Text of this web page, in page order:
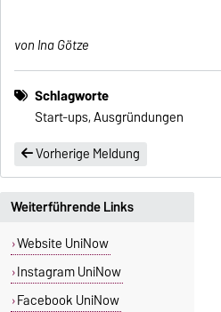
von Ina Götze
Schlagworte
Start-ups, Ausgründungen
Vorherige Meldung
Weiterführende Links
Website UniNow
Instagram UniNow
Facebook UniNow